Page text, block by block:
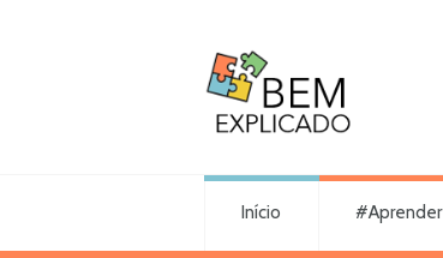
Início #Aprender